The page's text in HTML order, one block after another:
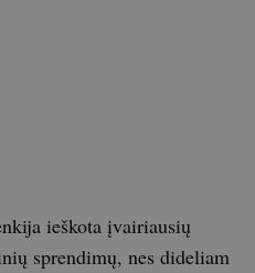
ieškota įvairiausių
sprendimų, nes dideliam